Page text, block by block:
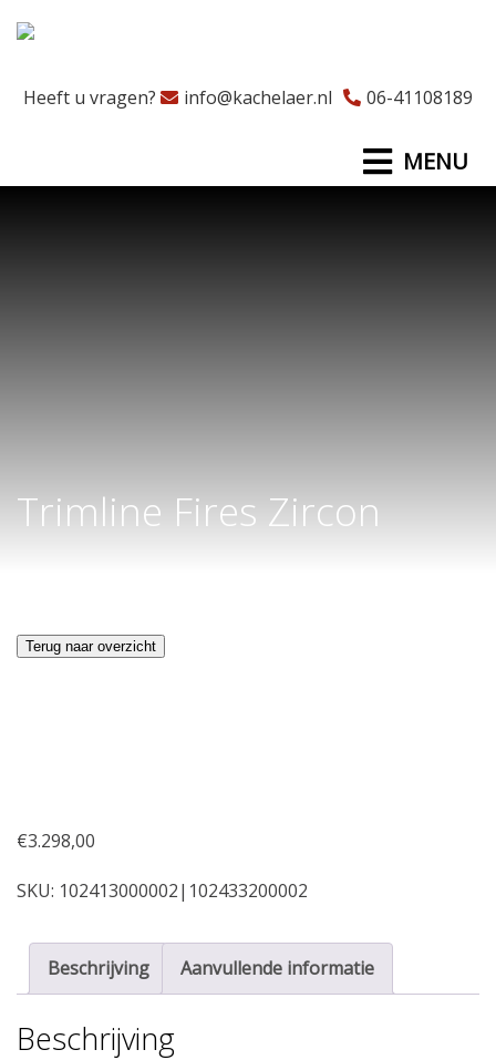
Heeft u vragen? info@kachelaer.nl 06-41108189
MENU
Trimline Fires Zircon
Terug naar overzicht
€3.298,00
SKU: 102413000002|102433200002
Beschrijving Aanvullende informatie
Beschrijving